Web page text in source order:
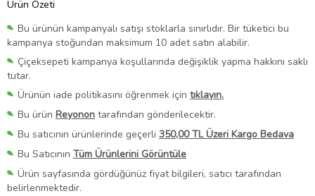
Ürün Özeti
Bu ürünün kampanyalı satışı stoklarla sınırlıdır. Bir tüketici bu
kampanya stoğundan maksimum 10 adet satın alabilir.
Çiçeksepeti kampanya koşullarında değişiklik yapma hakkını saklı
tutar.
Ürünün iade politikasını öğrenmek için tıklayın.
Bu ürün Reyonon tarafından gönderilecektir.
Bu satıcının ürünlerinde geçerli 350,00 TL Üzeri Kargo Bedava
Bu Satıcının Tüm Ürünlerini Görüntüle
Ürün sayfasında gördüğünüz fiyat bilgileri, satıcı tarafından
belirlenmektedir.